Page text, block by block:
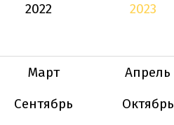
2022 2023
Март Апрель
Сентябрь Октябрь